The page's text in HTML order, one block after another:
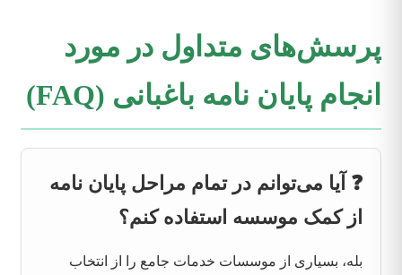
پرسش‌های متداول در مورد
انجام پایان نامه باغبانی (FAQ)
❓ آیا می‌توانم در تمام مراحل پایان نامه
از کمک موسسه استفاده کنم؟
بله، بسیاری از موسسات خدمات جامع را از انتخاب